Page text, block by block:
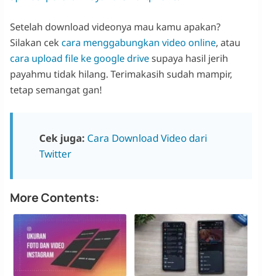
Setelah download videonya mau kamu apakan?
Silakan cek cara menggabungkan video online, atau
cara upload file ke google drivesupaya hasil jerih
payahmu tidak hilang. Terimakasih sudah mampir,
tetap semangat gan!
Cek juga: Cara Download Video dari
Twitter
More Contents: